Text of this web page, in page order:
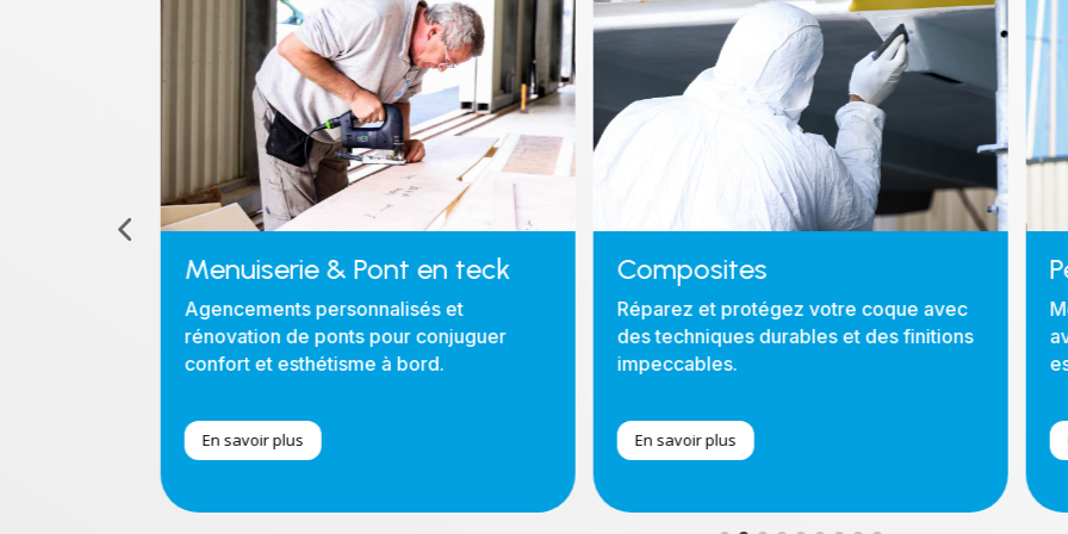
Menuiserie & Pont en teck
Agencements personnalisés et
rénovation de ponts pour conjuguer
confort et esthétisme à bord.
En savoir plus
Composites
Réparez et protégez votre coque avec
des techniques durables et des finitions
impeccables.
En savoir plus